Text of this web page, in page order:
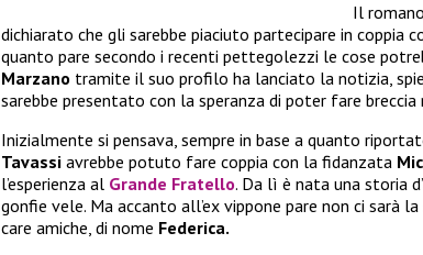
Il
dichiarato che gli sarebbe piaciuto partecipare in coppia
quanto pare secondo i recenti pettegolezzi le cose
Marzano tramite il suo profilo ha lanciato la notizia,
sarebbe presentato con la speranza di poter fare
Inizialmente si pensava, sempre in base a quanto
Tavassi avrebbe potuto fare coppia con la fidanzata
l’esperienza al Grande Fratello. Da lì è nata una storia
gonfie vele. Ma accanto all’ex vippone pare non ci sarà
care amiche, di nome Federica.